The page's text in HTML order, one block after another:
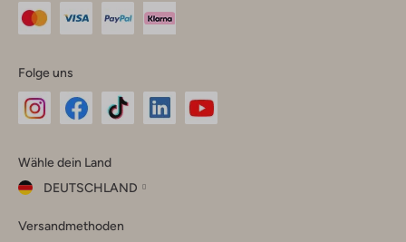
Folge uns
Instagram
Facebook
TikTok
Wähle dein Land
DEUTSCHLAND
dein
Versandmethoden